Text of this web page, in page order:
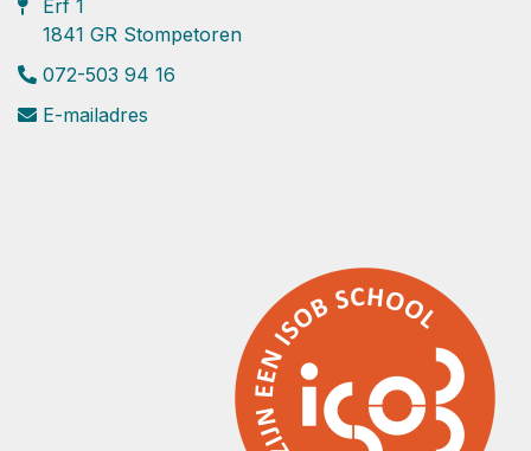
Erf 1
1841 GR Stompetoren
072-503 94 16
E-mailadres